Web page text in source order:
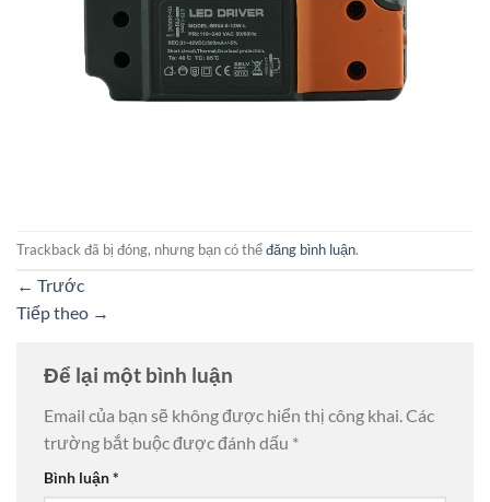
Trackback đã bị đóng, nhưng bạn có thểđăng bình luận.
← Trước
Tiếp theo →
Để lại một bình luận
Email của bạn sẽ không được hiển thị công khai.Các
trường bắt buộc được đánh dấu *
Bình luận*